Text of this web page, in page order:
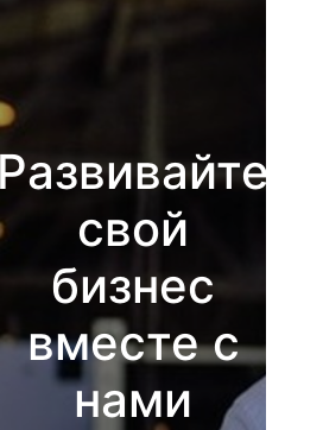
свой
бизнес
вместе с
нами